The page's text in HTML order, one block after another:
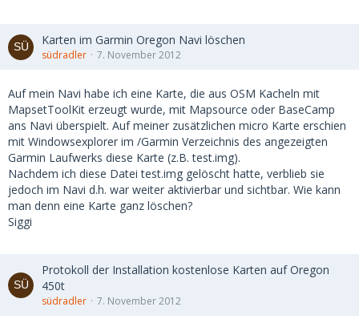
Karten im Garmin Oregon Navi löschen
südradler 7. November 2012
Auf mein Navi habe ich eine Karte, die aus OSM Kacheln mit
MapsetToolKit erzeugt wurde, mit Mapsource oder BaseCamp
ans Navi überspielt. Auf meiner zusätzlichen micro Karte erschien
mit Windowsexplorer im /Garmin Verzeichnis des angezeigten
Garmin Laufwerks diese Karte (z.B. test.img).
Nachdem ich diese Datei test.img gelöscht hatte, verblieb sie
jedoch im Navi d.h. war weiter aktivierbar und sichtbar. Wie kann
man denn eine Karte ganz löschen?
Siggi
Protokoll der Installation kostenlose Karten auf Oregon
450t
südradler 7. November 2012